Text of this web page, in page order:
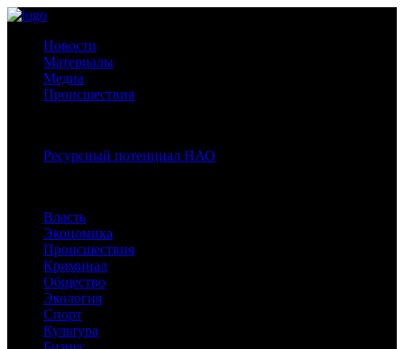
Новости
Материалы
Медиа
Происшествия
Ресурсный потенциал НАО
Власть
Экономика
Происшествия
Криминал
Общество
Экология
Спорт
Культура